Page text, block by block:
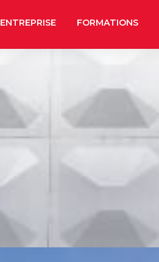
ENTREPRISE FORMATIONS